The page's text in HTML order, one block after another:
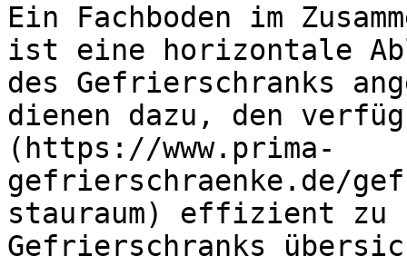
Ein Fachboden im
ist eine horizontale
des Gefrierschranks
dienen dazu, den
(https://www.prima-
gefrierschraenke.de/
stauraum) effizient zu
Gefrierschranks